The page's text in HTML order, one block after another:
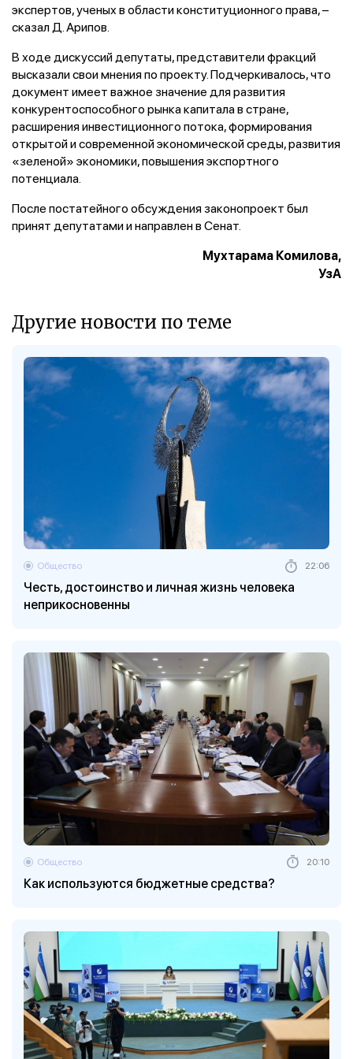
экспертов, ученых в области конституционного права, –
сказал Д. Арипов.
В ходе дискуссий депутаты, представители фракций
высказали свои мнения по проекту. Подчеркивалось, что
документ имеет важное значение для развития
конкурентоспособного рынка капитала в стране,
расширения инвестиционного потока, формирования
открытой и современной экономической среды, развития
«зеленой» экономики, повышения экспортного
потенциала.
После постатейного обсуждения законопроект был
принят депутатами и направлен в Сенат.
Мухтарама Комилова,
УзА
Другие новости по теме
Честь, достоинство и личная жизнь человека
неприкосновенны
Общество 22:06
Как используются бюджетные средства?
Общество 20:10